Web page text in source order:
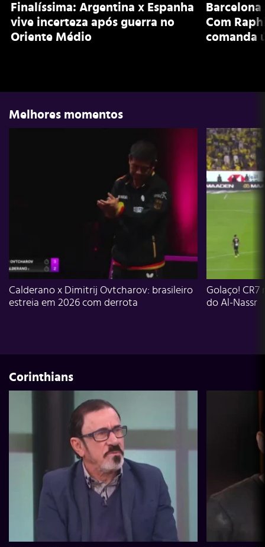
Finalíssima: Argentina x Espanha
vive incerteza após guerra no
Oriente Médio
Com
comanda
Melhores momentos
Calderano x Dimitrij Ovtcharov: brasileiro
estreia em 2026 com derrota
Golaço!
do Al-Nassr
Corinthians